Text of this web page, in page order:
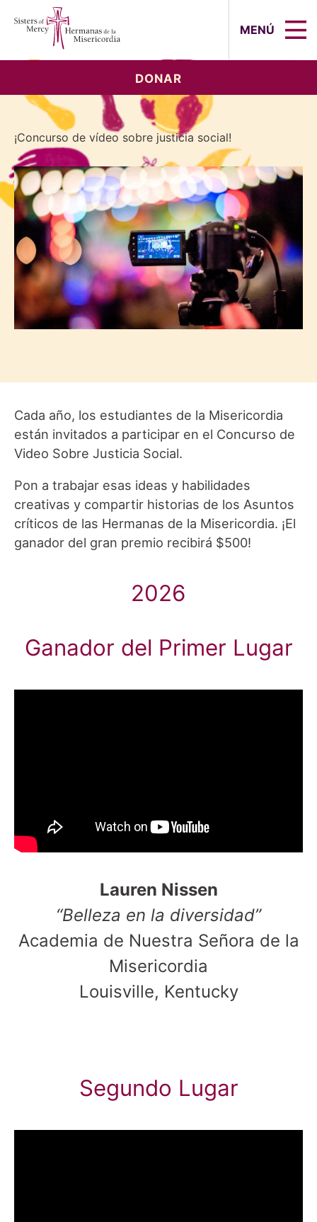
MENÚ
DONAR
¡Concurso de vídeo sobre justicia social!
Cada año, los estudiantes de la Misericordia
están invitados a participar en el Concurso de
Video Sobre Justicia Social.
Pon a trabajar esas ideas y habilidades
creativas y compartir historias de los Asuntos
críticos de las Hermanas de la Misericordia. ¡El
ganador del gran premio recibirá $500!
2026
Ganador del Primer Lugar
Lauren Nissen
“Belleza en la diversidad”
Academia de Nuestra Señora de la
Misericordia
Louisville, Kentucky
Segundo Lugar